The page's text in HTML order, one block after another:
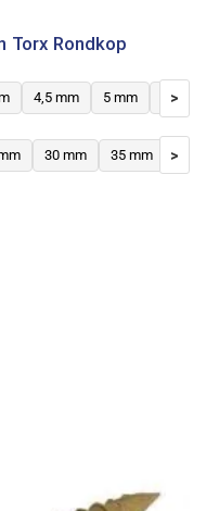
Torx Rondkop
4,5 mm 5 mm 6 mm
>
30 mm 35 mm 40
>